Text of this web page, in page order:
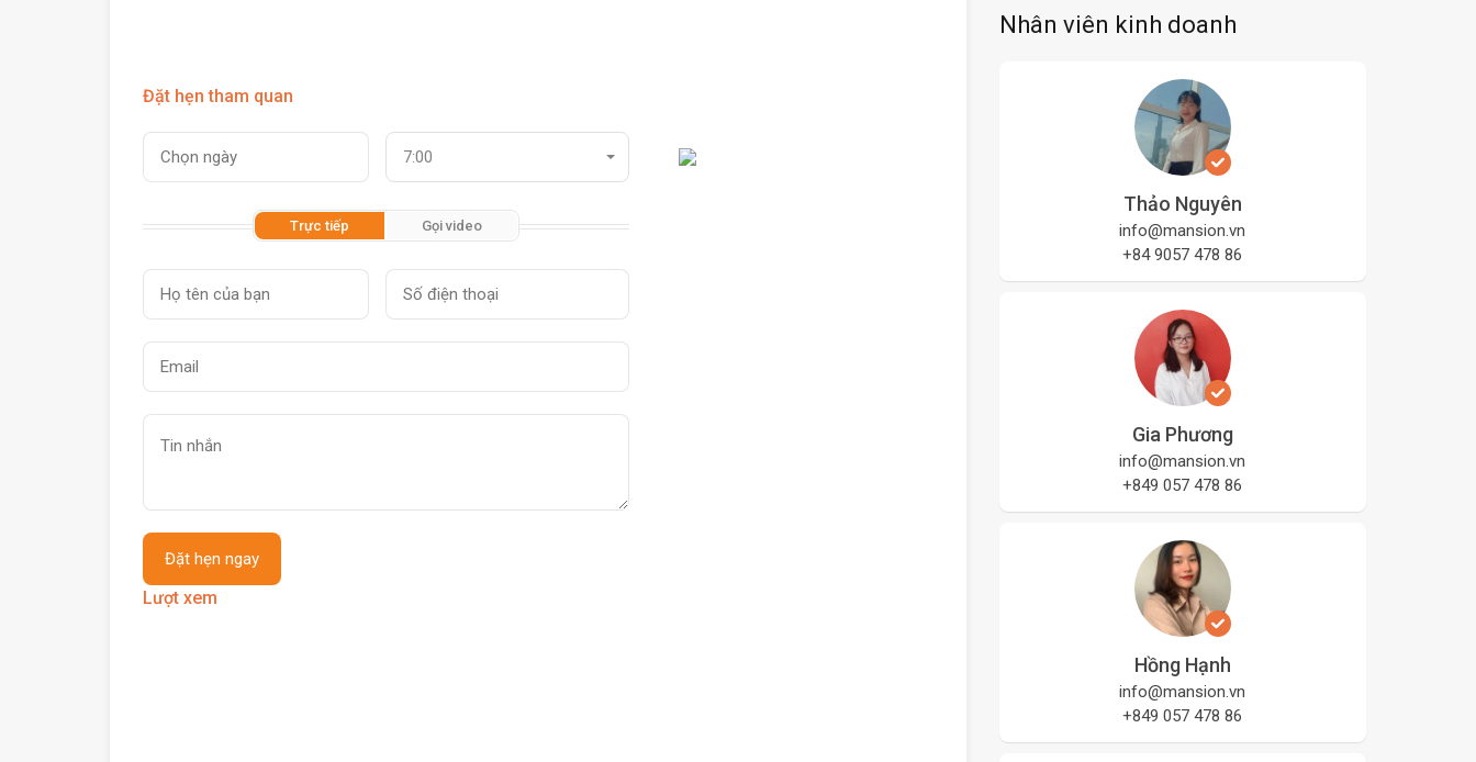
Đặt hẹn tham quan
7:00
Trực tiếp Gọi video
Lượt xem
Nhân viên kinh doanh
Thảo Nguyên
info@mansion.vn
+84 9057 478 86
Gia Phương
info@mansion.vn
+849 057 478 86
Hồng Hạnh
info@mansion.vn
+849 057 478 86